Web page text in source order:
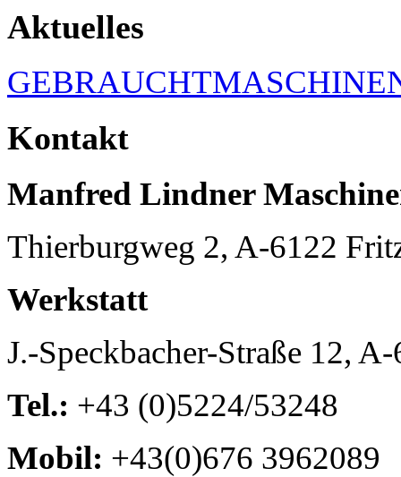
Aktuelles
Kontakt
Manfred Lindner
Thierburgweg 2, A-6122
Werkstatt
J.-Speckbacher-Straße 12,
Tel.: +43 (0)5224/53248
Mobil: +43(0)676 3962089